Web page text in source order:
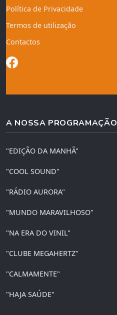
Política de Privacidade
Termos de utilização
Contactos
A NOSSA PROGRAMAÇÃO
"EDIÇÃO DA MANHÃ"
"COOL SOUND"
"RÁDIO AURORA"
"MUNDO MARAVILHOSO"
"NA ERA DO VINIL"
"CLUBE MEGAHERTZ"
"CALMAMENTE"
"HAJA SAÚDE"